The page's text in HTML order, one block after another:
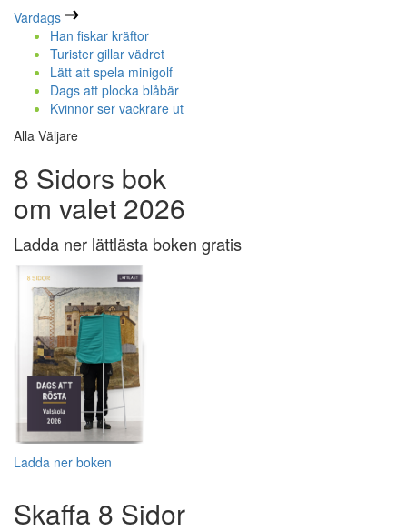
Vardags
Han fiskar kräftor
Turister gillar vädret
Lätt att spela minigolf
Dags att plocka blåbär
Kvinnor ser vackrare ut
Alla Väljare
8 Sidors bok
om valet 2026
Ladda ner lättlästa boken gratis
Ladda ner boken
Skaffa 8 Sidor